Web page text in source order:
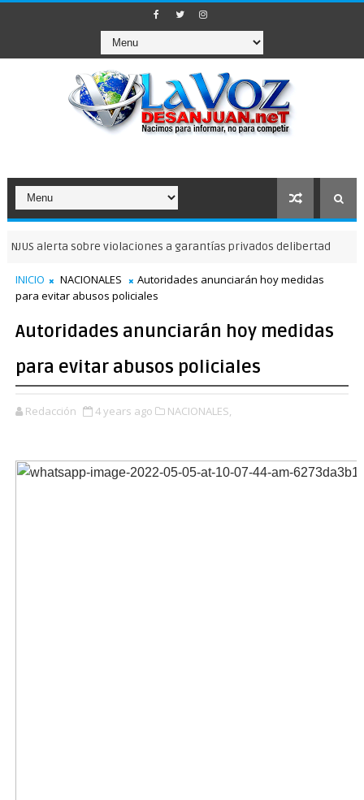
alerta sobre violaciones a garantías privados delibertad NOTICIAS
INICIO NACIONALES
Autoridades anunciarán hoy medidas
para evitar abusos policiales
Autoridades anunciarán hoy medidas
para evitar abusos policiales
Redacción 4 years ago NACIONALES,